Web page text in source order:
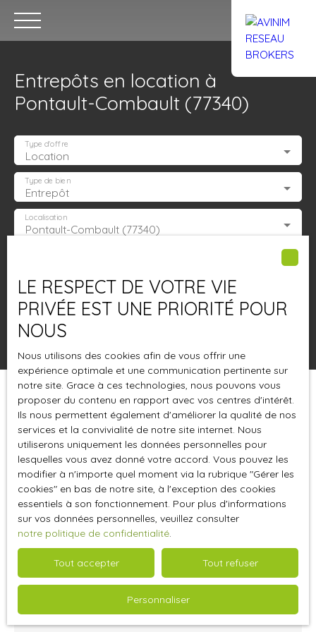
Accueil Acheter Trouver un
Estimation
Entrepôts en location à
Pontault-Combault (77340)
Location
Type d'offre
Entrepôt
Type de bien
Pontault-Combault (77340)
Localisation
Surface min (m²)
Pertinence
Trier par Créer une alerte
LE RESPECT DE VOTRE VIE
PRIVÉE EST UNE PRIORITÉ POUR
NOUS
Nous utilisons des cookies afin de vous offrir une
expérience optimale et une communication pertinente sur
notre site. Grace à ces technologies, nous pouvons vous
proposer du contenu en rapport avec vos centres d'intérêt.
Ils nous permettent également d'améliorer la qualité de nos
services et la convivialité de notre site internet. Nous
utiliserons uniquement les données personnelles pour
lesquelles vous avez donné votre accord. Vous pouvez les
modifier à n'importe quel moment via la rubrique ″Gérer les
cookies″ en bas de notre site, à l'exception des cookies
essentiels à son fonctionnement. Pour plus d'informations
sur vos données personnelles, veuillez consulter
notre politique de confidentialité.
Tout accepter Tout refuser
Personnaliser